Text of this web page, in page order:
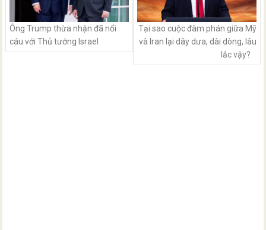
Ông Trump thừa nhận đã nổi
cáu với Thủ tướng Israel
Tại sao cuộc đàm phán giữa Mỹ
và Iran lại dây dưa, dài dòng, lâu
lắc vậy?